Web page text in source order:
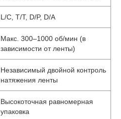
L/C, T/T, D/P, D/A
Макс. 300–1000 об/мин (в
зависимости от ленты)
Независимый двойной контроль
натяжения ленты
Высокоточная равномерная
упаковка